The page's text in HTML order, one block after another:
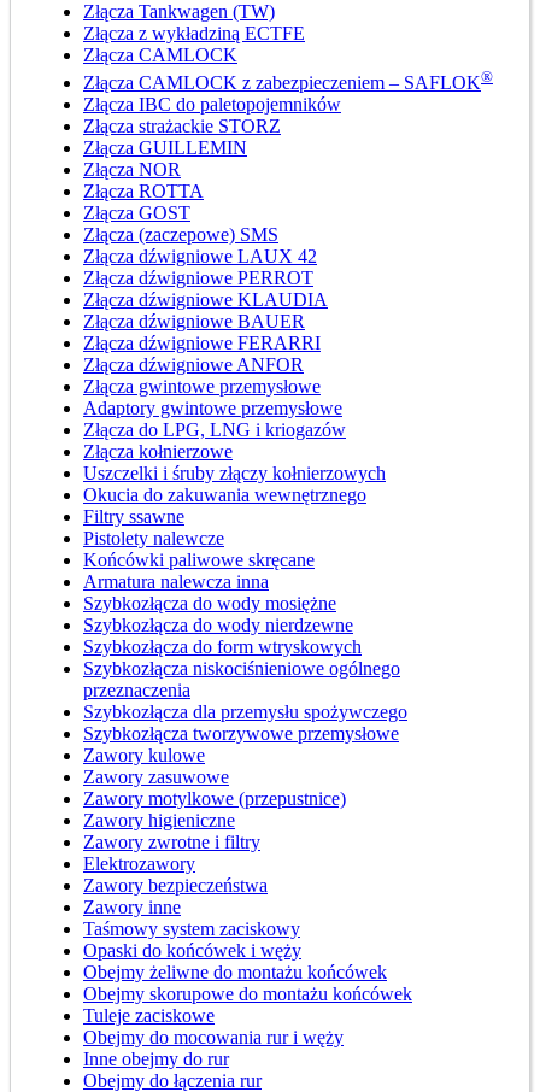
Złącza Tankwagen (TW)
Złącza z wykładziną ECTFE
Złącza CAMLOCK
Złącza CAMLOCK z zabezpieczeniem – SAFLOK®
Złącza IBC do paletopojemników
Złącza strażackie STORZ
Złącza GUILLEMIN
Złącza NOR
Złącza ROTTA
Złącza GOST
Złącza (zaczepowe) SMS
Złącza dźwigniowe LAUX 42
Złącza dźwigniowe PERROT
Złącza dźwigniowe KLAUDIA
Złącza dźwigniowe BAUER
Złącza dźwigniowe FERARRI
Złącza dźwigniowe ANFOR
Złącza gwintowe przemysłowe
Adaptory gwintowe przemysłowe
Złącza do LPG, LNG i kriogazów
Złącza kołnierzowe
Uszczelki i śruby złączy kołnierzowych
Okucia do zakuwania wewnętrznego
Filtry ssawne
Pistolety nalewcze
Końcówki paliwowe skręcane
Armatura nalewcza inna
Szybkozłącza do wody mosiężne
Szybkozłącza do wody nierdzewne
Szybkozłącza do form wtryskowych
Szybkozłącza niskociśnieniowe ogólnego
przeznaczenia
Szybkozłącza dla przemysłu spożywczego
Szybkozłącza tworzywowe przemysłowe
Zawory kulowe
Zawory zasuwowe
Zawory motylkowe (przepustnice)
Zawory higieniczne
Zawory zwrotne i filtry
Elektrozawory
Zawory bezpieczeństwa
Zawory inne
Taśmowy system zaciskowy
Opaski do końcówek i węży
Obejmy żeliwne do montażu końcówek
Obejmy skorupowe do montażu końcówek
Tuleje zaciskowe
Obejmy do mocowania rur i węży
Inne obejmy do rur
Obejmy do łączenia rur